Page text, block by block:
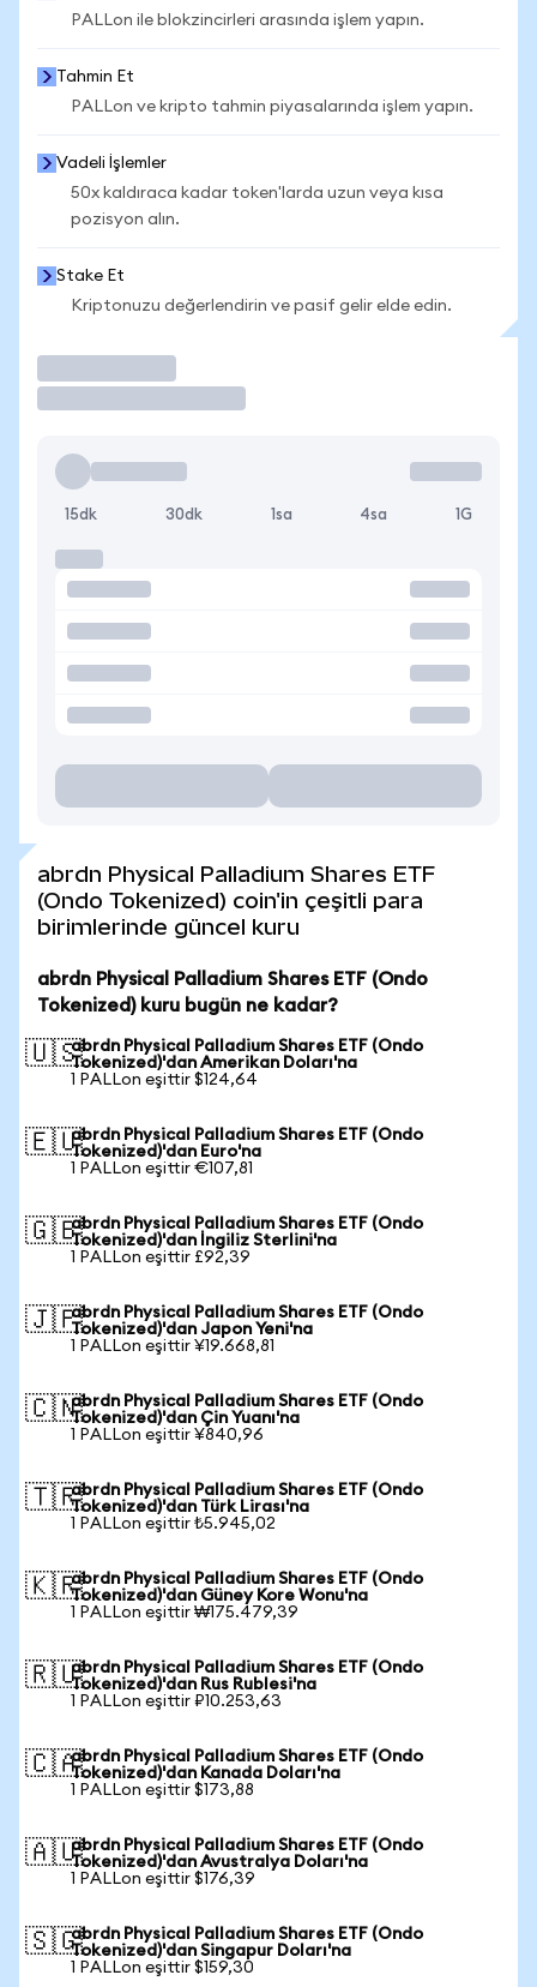
PALLon ile blokzincirleri arasında işlem yapın.
Tahmin Et
PALLon ve kripto tahmin piyasalarında işlem yapın.
Vadeli İşlemler
50x kaldıraca kadar token'larda uzun veya kısa
pozisyon alın.
Stake Et
Kriptonuzu değerlendirin ve pasif gelir elde edin.
15dk 30dk 1sa 4sa 1G
abrdn Physical Palladium Shares ETF
(Ondo Tokenized) coin'in çeşitli para
birimlerinde güncel kuru
abrdn Physical Palladium Shares ETF (Ondo
Tokenized) kuru bugün ne kadar?
🇺🇸abrdn Physical Palladium Shares ETF (Ondo
Tokenized)'dan Amerikan Doları'na
1 PALLon eşittir $124,64
🇪🇺abrdn Physical Palladium Shares ETF (Ondo
Tokenized)'dan Euro'na
1 PALLon eşittir €107,81
🇬🇧abrdn Physical Palladium Shares ETF (Ondo
Tokenized)'dan İngiliz Sterlini'na
1 PALLon eşittir £92,39
🇯🇵abrdn Physical Palladium Shares ETF (Ondo
Tokenized)'dan Japon Yeni'na
1 PALLon eşittir ¥19.668,81
🇨🇳abrdn Physical Palladium Shares ETF (Ondo
Tokenized)'dan Çin Yuanı'na
1 PALLon eşittir ¥840,96
🇹🇷abrdn Physical Palladium Shares ETF (Ondo
Tokenized)'dan Türk Lirası'na
1 PALLon eşittir ₺5.945,02
🇰🇷abrdn Physical Palladium Shares ETF (Ondo
Tokenized)'dan Güney Kore Wonu'na
1 PALLon eşittir ₩175.479,39
🇷🇺abrdn Physical Palladium Shares ETF (Ondo
Tokenized)'dan Rus Rublesi'na
1 PALLon eşittir ₽10.253,63
🇨🇦abrdn Physical Palladium Shares ETF (Ondo
Tokenized)'dan Kanada Doları'na
1 PALLon eşittir $173,88
🇦🇺abrdn Physical Palladium Shares ETF (Ondo
Tokenized)'dan Avustralya Doları'na
1 PALLon eşittir $176,39
🇸🇬abrdn Physical Palladium Shares ETF (Ondo
Tokenized)'dan Singapur Doları'na
1 PALLon eşittir $159,30